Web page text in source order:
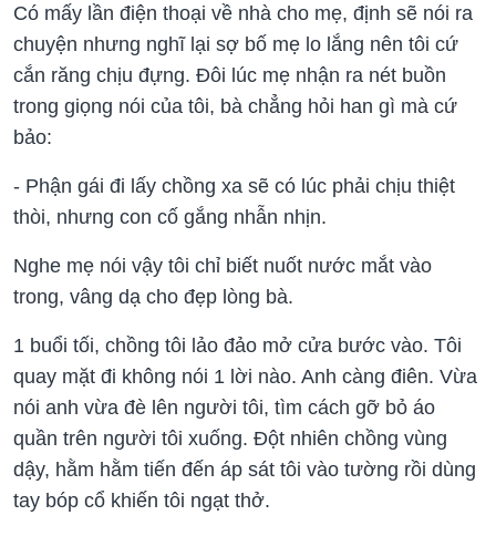
Có mấy lần điện thoại về nhà cho mẹ, định sẽ nói ra
chuyện nhưng nghĩ lại sợ bố mẹ lo lắng nên tôi cứ
cắn răng chịu đựng. Đôi lúc mẹ nhận ra nét buồn
trong giọng nói của tôi, bà chẳng hỏi han gì mà cứ
bảo:
- Phận gái đi lấy chồng xa sẽ có lúc phải chịu thiệt
thòi, nhưng con cố gắng nhẫn nhịn.
Nghe mẹ nói vậy tôi chỉ biết nuốt nước mắt vào
trong, vâng dạ cho đẹp lòng bà.
1 buổi tối, chồng tôi lảo đảo mở cửa bước vào. Tôi
quay mặt đi không nói 1 lời nào. Anh càng điên. Vừa
nói anh vừa đè lên người tôi, tìm cách gỡ bỏ áo
quần trên người tôi xuống. Đột nhiên chồng vùng
dậy, hằm hằm tiến đến áp sát tôi vào tường rồi dùng
tay bóp cổ khiến tôi ngạt thở.